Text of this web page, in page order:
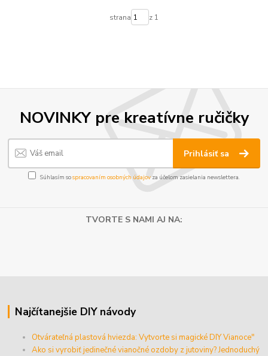
strana z 1
NOVINKY pre kreatívne ručičky
Prihlásiť sa
Súhlasím sospracovaním osobných údajov za účelom zasielania newslettera.
TVORTE S NAMI AJ NA:
Najčítanejšie DIY návody
Otvárateľná plastová hviezda: Vytvorte si magické DIY Vianoce"
Ako si vyrobiť jedinečné vianočné ozdoby z jutoviny? Jednoduchý